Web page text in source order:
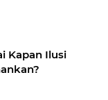
Kapan Ilusi